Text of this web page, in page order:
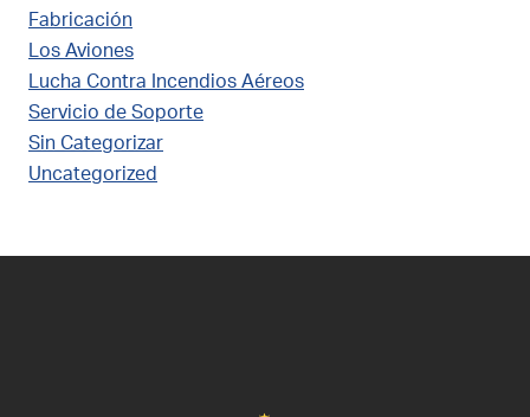
Fabricación
Los Aviones
Lucha Contra Incendios Aéreos
Servicio de Soporte
Sin Categorizar
Uncategorized